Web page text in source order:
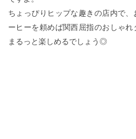
ちょっぴりヒップな趣きの店内で
ーヒーを頼めば関西屈指のおしゃ
まるっと楽しめるでしょう◎